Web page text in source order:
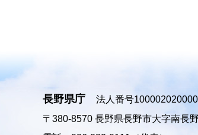
長野県庁
法人番号
〒380-8570 長野県長野市大字南長